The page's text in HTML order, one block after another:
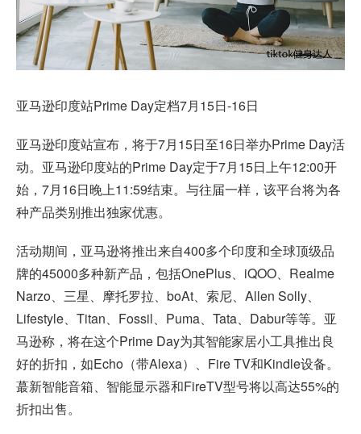
亚马逊印度站Prime Day定档7月15日-16日
亚马逊印度站宣布，将于7月15日至16日举办Prime Day活
动。亚马逊印度站的Prime Day定于7月15日上午12:00开
始，7月16日晚上11:59结束。与往届一样，该平台将为各
种产品类别推出独家优惠。
活动期间，亚马逊将推出来自400多个印度和全球顶级品
牌的45000多种新产品，包括OnePlus、iQOO、Realme
Narzo、三星、摩托罗拉、boAt、索尼、Allen Solly、
Lifestyle、Titan、Fossil、Puma、Tata、Dabur等等。亚
马逊称，将在这个Prime Day为其智能家居小工具推出良
好的折扣，如Echo（带Alexa）、Fire TV和Kindle设备。
蕞新智能音箱、智能显示器和FireTV型号将以高达55%的
折扣出售。